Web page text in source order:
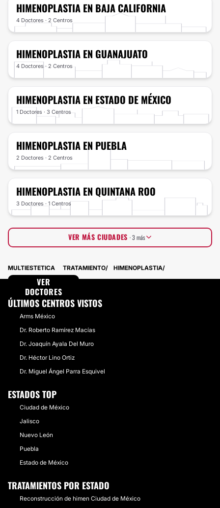
HIMENOPLASTIA EN BAJA CALIFORNIA
4 Doctores · 2 Centros
HIMENOPLASTIA EN GUANAJUATO
4 Doctores · 2 Centros
HIMENOPLASTIA EN ESTADO DE MÉXICO
1 Doctores · 3 Centros
HIMENOPLASTIA EN PUEBLA
2 Doctores · 2 Centros
HIMENOPLASTIA EN QUINTANA ROO
3 Doctores · 1 Centros
Querétaro 2 Doctores · 0 Centros
Sonora 1 Doctores · 0 Centros
VER MÁS CIUDADES· 3 más
VER
DOCTORES
MULTIESTETICA TRATAMIENTO HIMENOPLASTIA
ÚLTIMOS CENTROS VISTOS
Arms México
Dr. Roberto Ramírez Macías
Dr. Joaquín Ayala Del Muro
Dr. Héctor Lino Ortiz
Dr. Miguel Ángel Parra Esquivel
ESTADOS TOP
Ciudad de México
Jalisco
Nuevo León
Puebla
Estado de México
TRATAMIENTOS POR ESTADO
Reconstrucción de himen Ciudad de México